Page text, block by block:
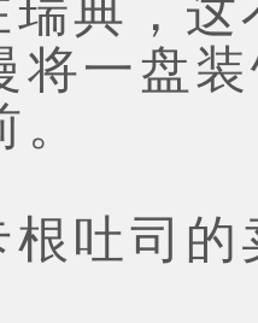
，这不
将一盘
司的卖